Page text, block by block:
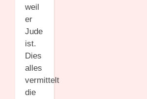
weil
er
Jude
ist.
Dies
alles
vermittelt
die